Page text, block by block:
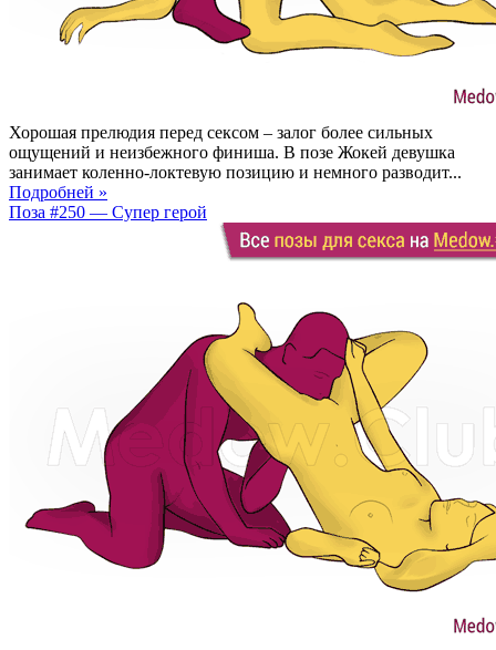
Хорошая прелюдия перед сексом – залог более сильных
ощущений и неизбежного финиша. В позе Жокей девушка
занимает коленно-локтевую позицию и немного разводит...
Подробней »
Поза #250 — Супер герой